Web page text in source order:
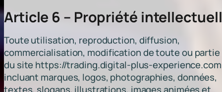
Article 6 – Propriété
Toute utilisation, reproduction, diffusion,
commercialisation, modification de toute ou partie
du site https://trading.digital-plus-
incluant marques, logos, photographies, données,